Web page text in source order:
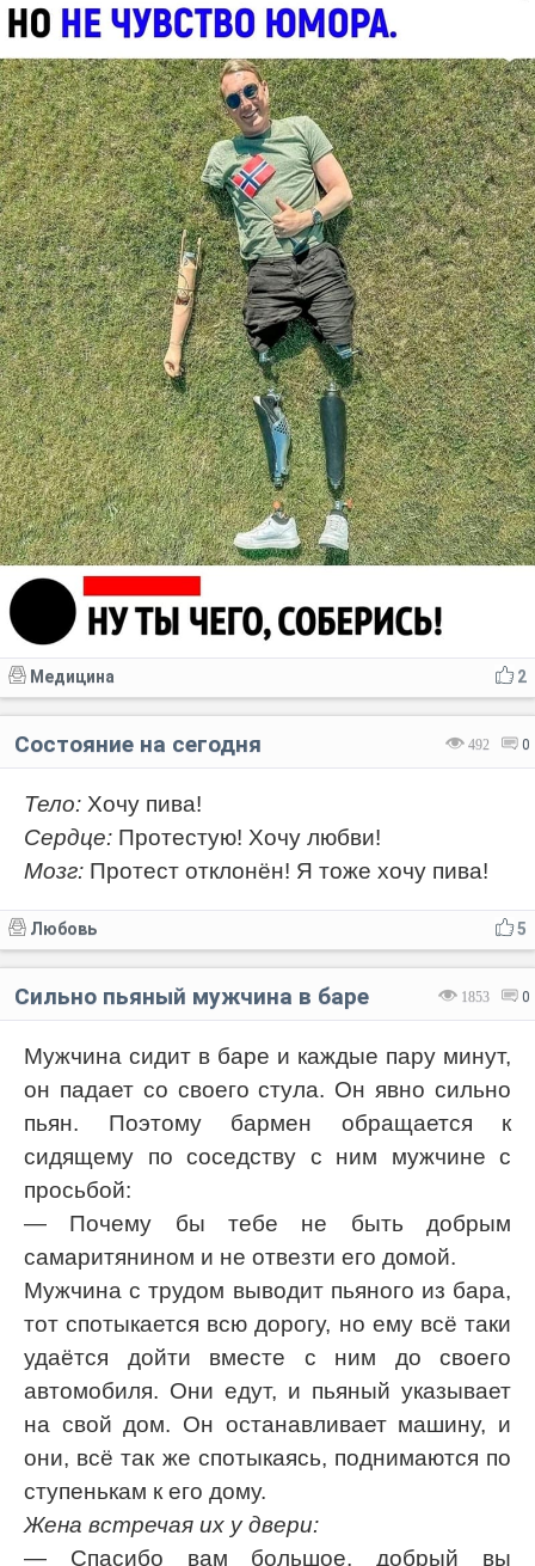
2
Медицина
492 0
Состояние на сегодня
Тело: Хочу пива!
Сердце: Протестую! Хочу любви!
Мозг: Протест отклонён! Я тоже хочу пива!
5
Любовь
1853 0
Сильно пьяный мужчина в баре
Мужчина сидит в баре и каждые пару минут,
он падает со своего стула. Он явно сильно
пьян. Поэтому бармен обращается к
сидящему по соседству с ним мужчине с
просьбой:
— Почему бы тебе не быть добрым
самаритянином и не отвезти его домой.
Мужчина с трудом выводит пьяного из бара,
тот спотыкается всю дорогу, но ему всё таки
удаётся дойти вместе с ним до своего
автомобиля. Они едут, и пьяный указывает
на свой дом. Он останавливает машину, и
они, всё так же спотыкаясь, поднимаются по
ступенькам к его дому.
Жена встречая их у двери:
— Спасибо вам большое, добрый вы